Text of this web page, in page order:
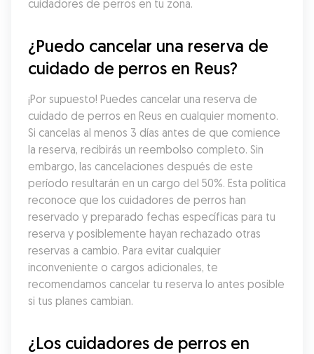
cuidadores de perros en tu zona.
¿Puedo cancelar una reserva de
cuidado de perros en Reus?
¡Por supuesto! Puedes cancelar una reserva de
cuidado de perros en Reus en cualquier momento.
Si cancelas al menos 3 días antes de que comience
la reserva, recibirás un reembolso completo. Sin
embargo, las cancelaciones después de este
período resultarán en un cargo del 50%. Esta política
reconoce que los cuidadores de perros han
reservado y preparado fechas específicas para tu
reserva y posiblemente hayan rechazado otras
reservas a cambio. Para evitar cualquier
inconveniente o cargos adicionales, te
recomendamos cancelar tu reserva lo antes posible
si tus planes cambian.
¿Los cuidadores de perros en